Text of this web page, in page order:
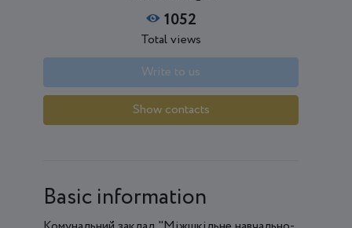
1052
Total views
Write to us
Show contacts
Basic information